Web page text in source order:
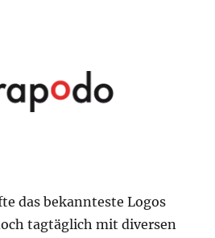
das bekannteste Logos
tagtäglich mit diversen